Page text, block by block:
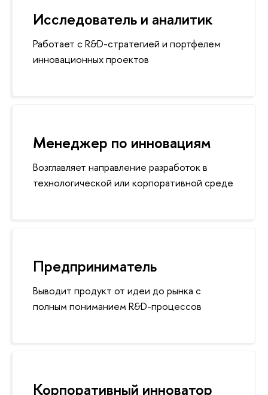
Исследователь и аналитик
Работает с R&D-стратегией и портфелем
инновационных проекто
Менеджер по инновациям
озглавляет направление разработок
технологической или корпоративной среде
Предприниматель
ыводит продукт от идеи до рынка с
полным пониманием R&D-процессо
Корпоративный инноватор